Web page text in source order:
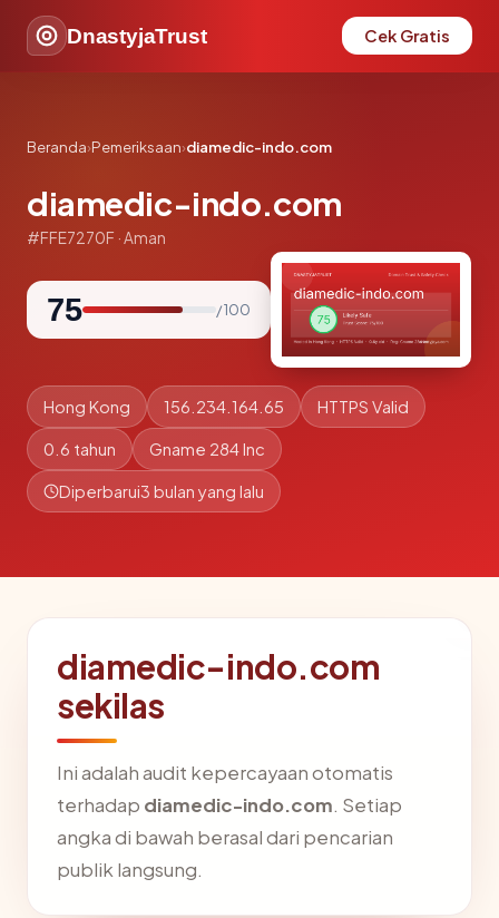
DnastyjaTrust Cek Gratis
Beranda›Pemeriksaan›diamedic-indo.com
diamedic-indo.com
#FFE7270F · Aman
75 / 100
Hong Kong 156.234.164.65 HTTPS Valid
0.6 tahun Gname 284 Inc
Diperbarui3 bulan yang lalu
diamedic-indo.com
sekilas
Ini adalah audit kepercayaan otomatis
terhadap diamedic-indo.com. Setiap
angka di bawah berasal dari pencarian
publik langsung.